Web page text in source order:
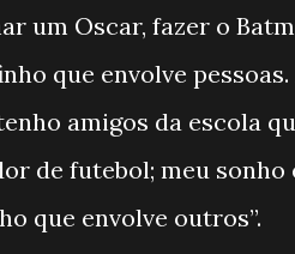
um Oscar, fazer o
que envolve
amigos da escola
de futebol; meu sonho
que envolve outros”.